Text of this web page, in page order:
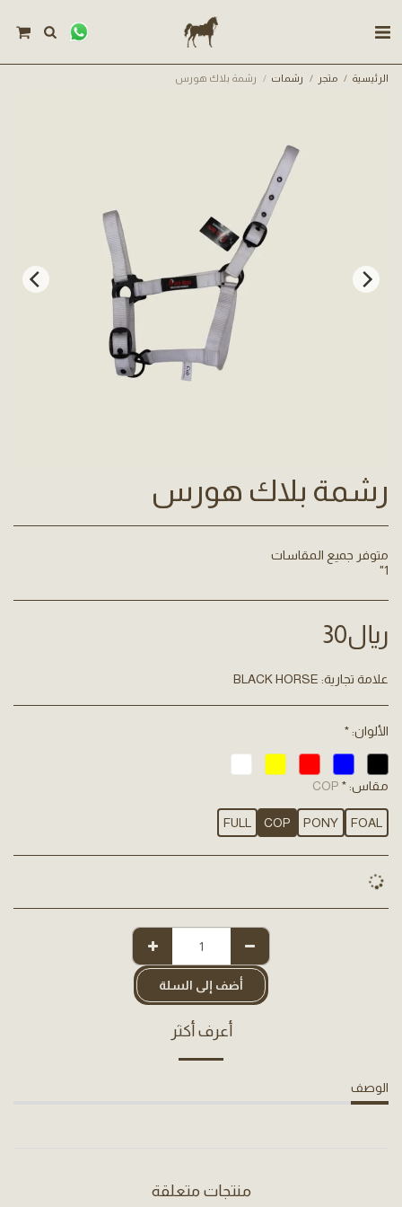
الرئيسية متجر رشمات رشمة بلاك هورس
رشمة بلاك هورس
1"
﷼30
علامة تجارية: BLACK HORSE
الألوان:*
مقاس:*
COP
FOAL
PONY
COP
FULL
أضف إلى السلة
أعرف أكثر
الوصف
منتجات متعلقة